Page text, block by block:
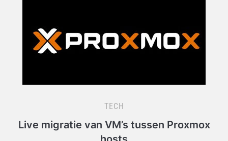
TECH
Live migratie van VM’s tussen Proxmox